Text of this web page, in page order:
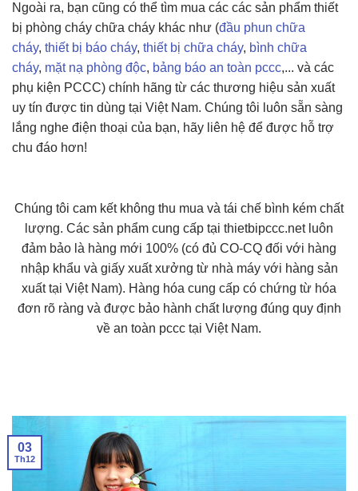
Ngoài ra, bạn cũng có thể tìm mua các các sản phẩm thiết
bị phòng cháy chữa cháy khác như (đầu phun chữa
cháy, thiết bị báo cháy, thiết bị chữa cháy, bình chữa
cháy, mặt nạ phòng độc, bảng báo an toàn pccc,... và các
phụ kiện PCCC) chính hãng từ các thương hiệu sản xuất
uy tín được tin dùng tại Việt Nam. Chúng tôi luôn sẵn sàng
lắng nghe điện thoại của bạn, hãy liên hệ để được hỗ trợ
chu đáo hơn!
Chúng tôi cam kết không thu mua và tái chế bình kém chất
lượng. Các sản phẩm cung cấp tại thietbipccc.net luôn
đảm bảo là hàng mới 100% (có đủ CO-CQ đối với hàng
nhập khẩu và giấy xuất xưởng từ nhà máy với hàng sản
xuất tại Việt Nam). Hàng hóa cung cấp có chứng từ hóa
đơn rõ ràng và được bảo hành chất lượng đúng quy định
về an toàn pccc tại Việt Nam.
03
Th12